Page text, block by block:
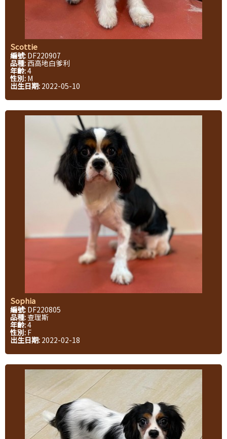
Scottie
編號: DF220907
品種:西高地白爹利
年齡:4
性別: M
出生日期: 2022-05-10
Sophia
編號: DF220805
品種:查理斯
年齡:4
性別: F
出生日期: 2022-02-18